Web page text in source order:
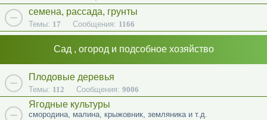
семена, рассада, грунты
Темы: 17 Сообщения: 1166
Сад , огород и подсобное хозяйство
Плодовые деревья
Темы: 112 Сообщения: 9006
Ягодные культуры
смородина, малина, крыжовник, земляника и т.д.